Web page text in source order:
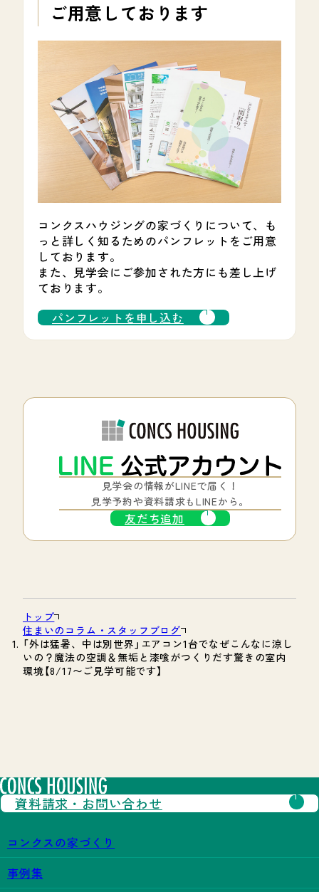
1 2 3 4
ご用意しております
コンクスハウジングの家づくりについて、も
っと詳しく知るためのパンフレットをご用意
しております。
また、見学会にご参加された方にも差し上げ
ております。
パンフレットを申し込む
見学会の情報がLINEで届く！
見学予約や資料請求もLINEから。
友だち追加
トップ
住まいのコラム・スタッフブログ
「外は猛暑、中は別世界」エアコン1台でなぜこんなに涼し
いの？魔法の空調＆無垢と漆喰がつくりだす驚きの室内
環境【8/17〜ご見学可能です】
コンクスの家づくり
事例集
資料請求・ お問い合わせ